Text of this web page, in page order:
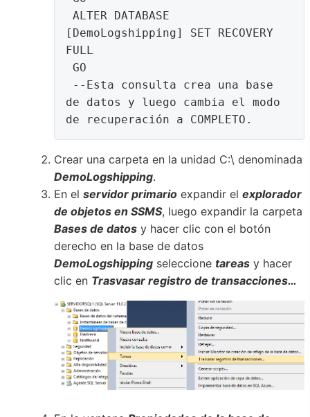
[DemoLogshipping] SET RECOVERY
FULL
de datos y luego cambia el modo
de recuperación a COMPLETO.
Crear una carpeta en la unidad C:\ denominada
DemoLogshipping.
En el servidor primario expandir el explorador
de objetos en SSMS, luego expandir la carpeta
Bases de datos y hacer clic con el botón
derecho en la base de datos
DemoLogshipping seleccione tareas y hacer
clic en Trasvasar registro de transacciones…